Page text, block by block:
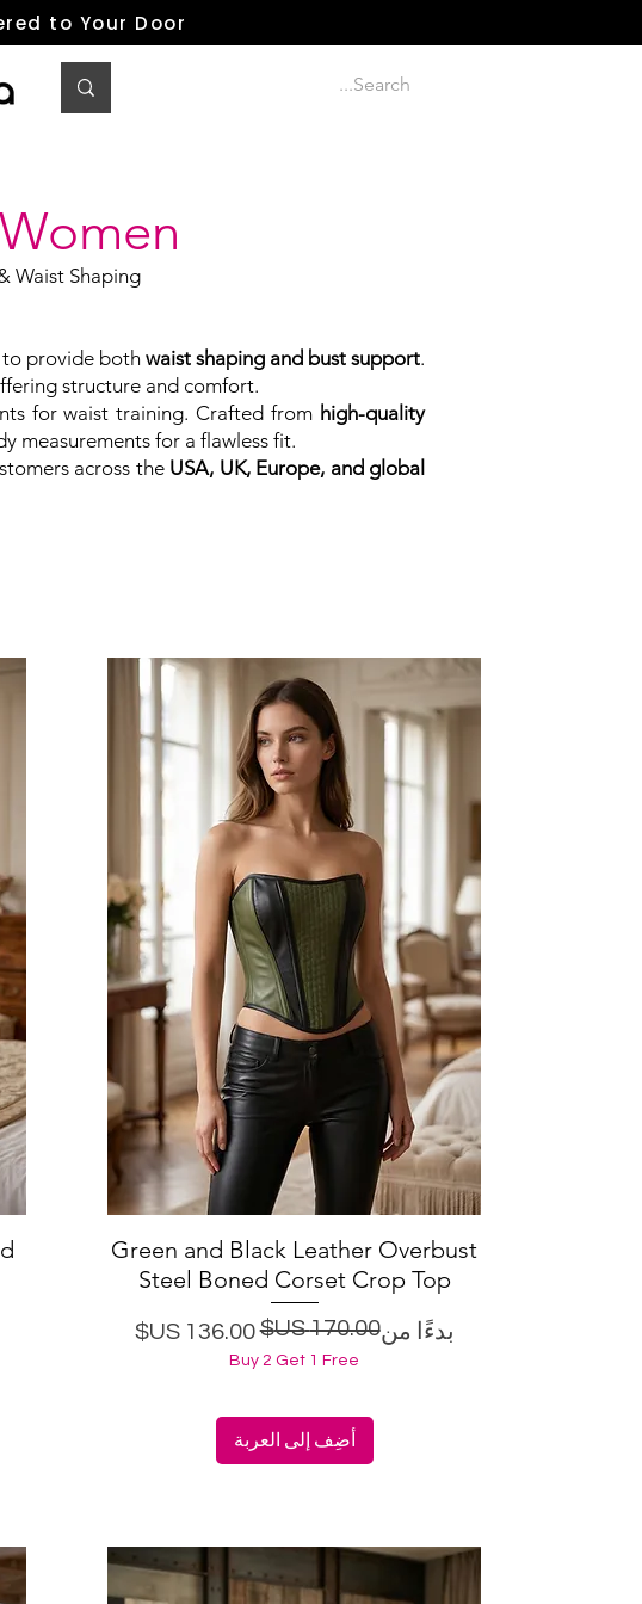
to Your Door
Waist Shaping
provide bothwaist shaping and bust support.
structure and comfort.
for waist training. Crafted from high-quality
measurements for a flawless fit.
across the USA, UK, Europe, and global
العرض السريع
Green and Black Leather Overbust
Steel Boned Corset Crop Top
بدءًا من
سعر عادي
‏170.00 US$
‏136.00 US$ سعر البيع
Buy 2 Get 1 Free
أضِف إلى العربة